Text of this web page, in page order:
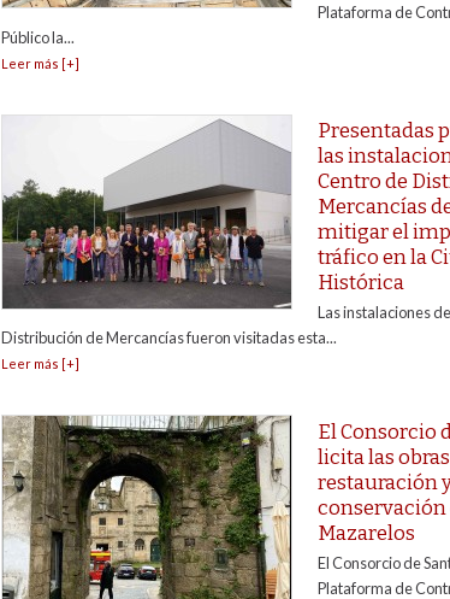
Plataforma de
Público la...
Leer más [+]
Presentadas
las
Centro de
Mercancías
mitigar el
tráfico en la
Histórica
Las instalaciones
Distribución de Mercancías fueron visitadas esta...
Leer más [+]
El Consorcio
licita las
restauración
conservación
Mazarelos
El Consorcio de
Plataforma de